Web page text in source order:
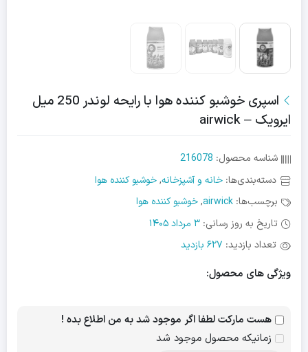
اسپری خوشبو کننده هوا با رایحه لوندر 250 میل
ایرویک – airwick
شناسه محصول: 216078
دسته‌بندی‌ها: خانه و آشپزخانه,خوشبو کننده هوا
برچسب‌ها: airwick
,خوشبو کننده هوا
تاریخ به روز رسانی: 3 مرداد 1405
تعداد بازدید: 627 بازدید
ویژگی های محصول:
هست مارکت لطفا اگر موجود شد به من اطلاع بده !
زمانیکه محصول موجود شد